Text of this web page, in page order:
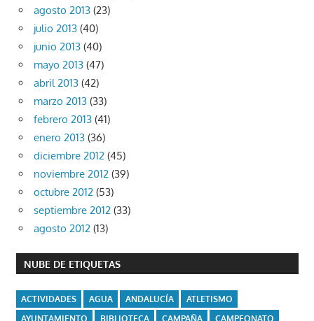
agosto 2013 (23)
julio 2013 (40)
junio 2013 (40)
mayo 2013 (47)
abril 2013 (42)
marzo 2013 (33)
febrero 2013 (41)
enero 2013 (36)
diciembre 2012 (45)
noviembre 2012 (39)
octubre 2012 (53)
septiembre 2012 (33)
agosto 2012 (13)
NUBE DE ETIQUETAS
ACTIVIDADES AGUA ANDALUCÍA
ATLETISMO
AYUNTAMIENTO
BIBLIOTECA CAMPAÑA CAMPEONATO